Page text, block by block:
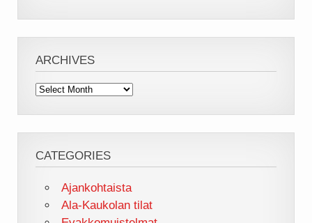
ARCHIVES
Archives
CATEGORIES
Ajankohtaista
Ala-Kaukolan tilat